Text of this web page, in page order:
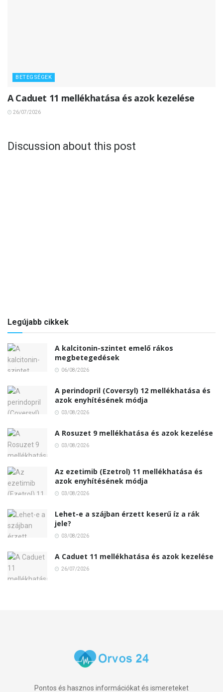
BETEGSÉGEK
A Caduet 11 mellékhatása és azok kezelése
26/07/2026
Discussion about this post
Legújabb cikkek
A kalcitonin-szintet emelő rákos
megbetegedések
06/08/2026
A perindopril (Coversyl) 12 mellékhatása és
azok enyhítésének módja
03/08/2026
A Rosuzet 9 mellékhatása és azok kezelése
03/08/2026
Az ezetimib (Ezetrol) 11 mellékhatása és
azok enyhítésének módja
03/08/2026
Lehet-e a szájban érzett keserű íz a rák
jele?
03/08/2026
A Caduet 11 mellékhatása és azok kezelése
26/07/2026
Pontos és hasznos információkat és ismereteket